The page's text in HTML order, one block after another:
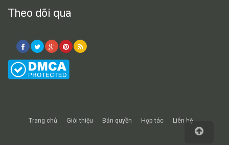
Theo dõi qua
Trang chủ Giới thiệu Bản quyền Hợp tác Liên hệ